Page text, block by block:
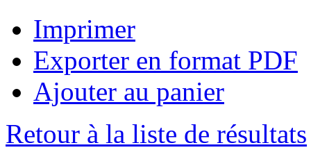
Imprimer
Exporter en format PDF
Ajouter au panier
Retour à la liste de résultats